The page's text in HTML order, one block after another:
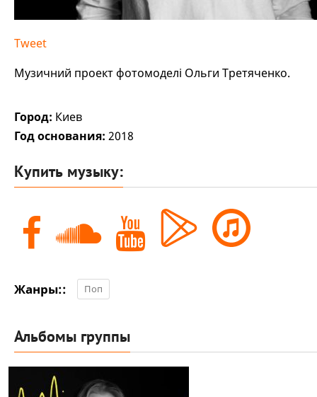
Tweet
Музичний проект фотомоделі Ольги Третяченко.
Город: Киев
Год основания: 2018
Купить музыку:
Жанры:: Поп
Альбомы группы